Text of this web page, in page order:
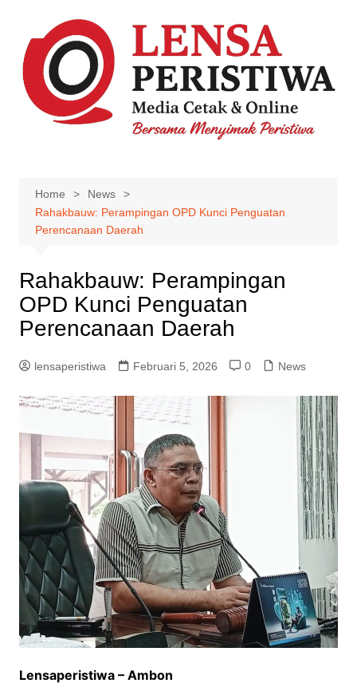
content
Home
News
Rahakbauw: Perampingan OPD Kunci Penguatan
Perencanaan Daerah
Rahakbauw: Perampingan
OPD Kunci Penguatan
Perencanaan Daerah
lensaperistiwa Februari 5, 2026 0 News
Lensaperistiwa – Ambon